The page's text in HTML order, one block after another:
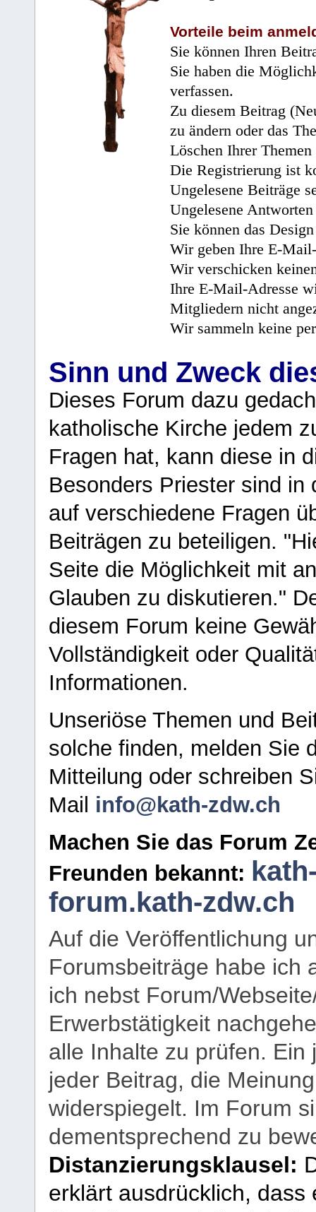
Vorteile beim
Sie können Ihren
Sie haben die
verfassen.
Zu diesem Beitrag
zu ändern oder das
Löschen Ihrer
Die Registrierung ist
Ungelesene Beiträge
Ungelesene
Sie können das
Wir geben Ihre E-
Wir verschicken
Ihre E-Mail-Adresse
Mitgliedern nicht
Wir sammeln keine
Sinn und Zweck
Dieses Forum dazu
katholische Kirche jedem
Fragen hat, kann diese in
Besonders Priester sind in
auf verschiedene Fragen
Beiträgen zu beteiligen.
Seite die Möglichkeit mit
Glauben zu diskutieren."
diesem Forum keine
Vollständigkeit oder
Informationen.
Unseriöse Themen und
solche finden, melden Sie
Mitteilung oder schreiben
Mail info@kath-zdw.ch
Machen Sie das Forum
Freunden bekannt:
forum.kath-zdw.ch
Auf die Veröffentlichung
Forumsbeiträge habe ich
ich nebst Forum/
Erwerbstätigkeit
alle Inhalte zu prüfen.
jeder Beitrag, die
widerspiegelt. Im Forum
dementsprechend zu
Distanzierungsklausel:
erklärt ausdrücklich,